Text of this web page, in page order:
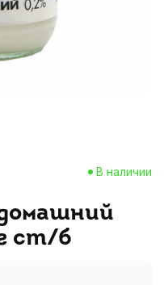
В наличии
ст/б